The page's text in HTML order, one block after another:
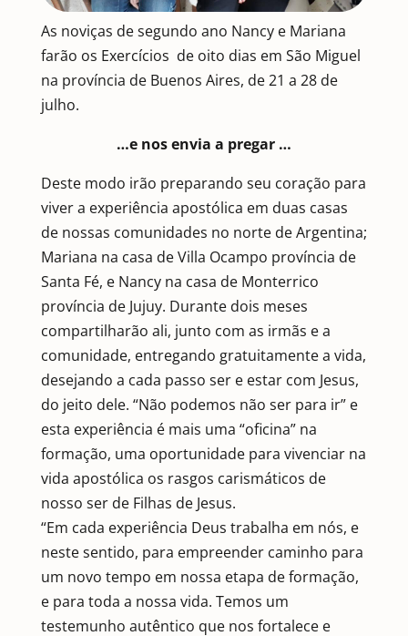
As noviças de segundo ano Nancy e Mariana
farão os Exercícios de oito dias em São Miguel
na província de Buenos Aires, de 21 a 28 de
julho.
…e nos envia a pregar …
Deste modo irão preparando seu coração para
viver a experiência apostólica em duas casas
de nossas comunidades no norte de Argentina;
Mariana na casa de Villa Ocampo província de
Santa Fé, e Nancy na casa de Monterrico
província de Jujuy. Durante dois meses
compartilharão ali, junto com as irmãs e a
comunidade, entregando gratuitamente a vida,
desejando a cada passo ser e estar com Jesus,
do jeito dele. “Não podemos não ser para ir” e
esta experiência é mais uma “oficina” na
formação, uma oportunidade para vivenciar na
vida apostólica os rasgos carismáticos de
nosso ser de Filhas de Jesus.
“Em cada experiência Deus trabalha em nós, e
neste sentido, para empreender caminho para
um novo tempo em nossa etapa de formação,
e para toda a nossa vida. Temos um
testemunho autêntico que nos fortalece e